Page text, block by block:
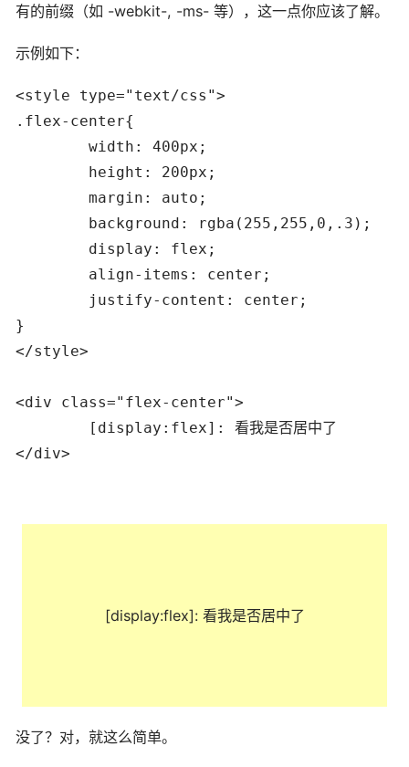
有的前缀（如 -webkit-, -ms- 等），这一点你应该了解。
示例如下：
<style type="text/css">
.flex-center{
}
</style>
<div class="flex-center">
</div>
[display:flex]: 看我是否居中了
没了？对，就这么简单。